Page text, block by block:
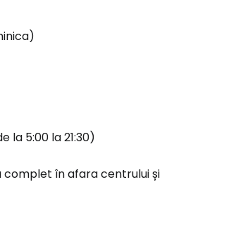
la 5:00 la 21:30)
complet în afara centrului și